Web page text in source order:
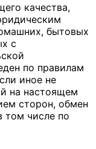
качества,
бытовых
с
по правилам
иное не
на настоящем
сторон, обмен
том числе по